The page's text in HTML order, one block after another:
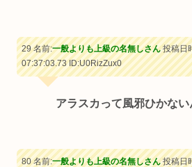
29 名前:一般よりも上級の名無しさん投稿日
07:37:03.73ID:U0RizZux0
アラスカって風邪ひかない
80 名前:一般よりも上級の名無しさん投稿日